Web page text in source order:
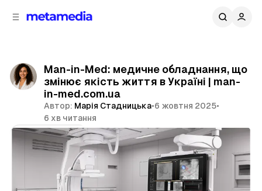
Man-in-Med: медичне обладнання, що
змінює якість життя в Україні | man-
in-med.com.ua
Автор: Марія Стадницька•6 жовтня 2025•
6 хв читання
Поділитися